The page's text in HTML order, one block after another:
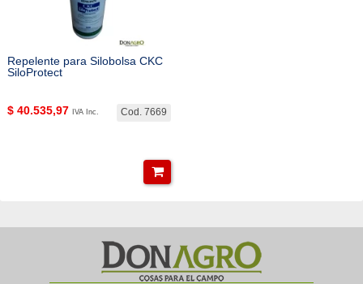
Repelente para Silobolsa CKC
SiloProtect
Cod. 7669
$ 40.535,97 IVA Inc.